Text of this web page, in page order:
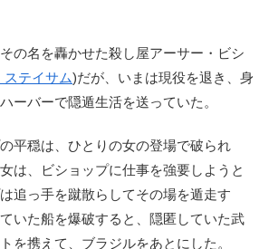
の名を轟かせた殺し屋アーサー・ビシ
ステイサム)だが、いまは現役を退き、身
ーバーで隠遁生活を送っていた。
平穏は、ひとりの女の登場で破られ
は、ビショップに仕事を強要しようと
追っ手を蹴散らしてその場を遁走す
いた船を爆破すると、隠匿していた武
を携えて、ブラジルをあとにした。